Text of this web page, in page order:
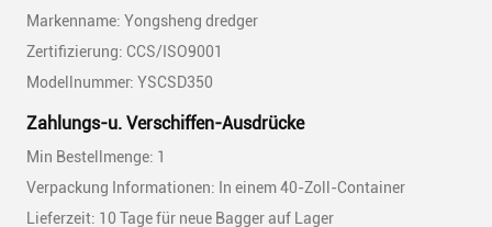
Markenname: Yongsheng dredger
Zertifizierung: CCS/ISO9001
Modellnummer: YSCSD350
Zahlungs-u. Verschiffen-Ausdrücke
Min Bestellmenge: 1
Verpackung Informationen: In einem 40-Zoll-Container
Lieferzeit: 10 Tage für neue Bagger auf Lager